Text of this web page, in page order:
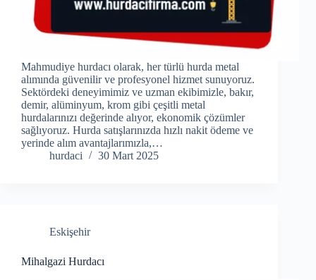
Mahmudiye hurdacı olarak, her türlü hurda metal
alımında güvenilir ve profesyonel hizmet sunuyoruz.
Sektördeki deneyimimiz ve uzman ekibimizle, bakır,
demir, alüminyum, krom gibi çeşitli metal
hurdalarınızı değerinde alıyor, ekonomik çözümler
sağlıyoruz. Hurda satışlarınızda hızlı nakit ödeme ve
yerinde alım avantajlarımızla,…
hurdaci
30 Mart 2025
Eskişehir
Mihalgazi Hurdacı